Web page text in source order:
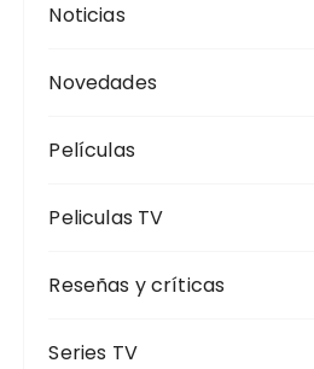
Noticias
Novedades
Películas
Peliculas TV
Reseñas y críticas
Series TV